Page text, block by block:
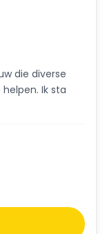
die diverse
Ik sta